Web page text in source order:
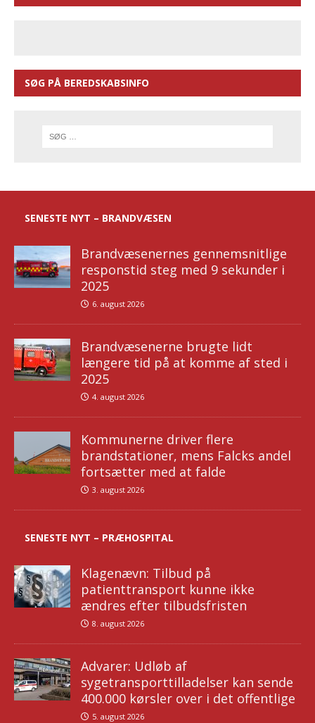
SØG PÅ BEREDSKABSINFO
SENESTE NYT – BRANDVÆSEN
Brandvæsenernes gennemsnitlige
responstid steg med 9 sekunder i
2025
6. august 2026
Brandvæsenerne brugte lidt
længere tid på at komme af sted i
2025
4. august 2026
Kommunerne driver flere
brandstationer, mens Falcks andel
fortsætter med at falde
3. august 2026
SENESTE NYT – PRÆHOSPITAL
Klagenævn: Tilbud på
patienttransport kunne ikke
ændres efter tilbudsfristen
8. august 2026
Advarer: Udløb af
sygetransporttilladelser kan sende
400.000 kørsler over i det offentlige
5. august 2026